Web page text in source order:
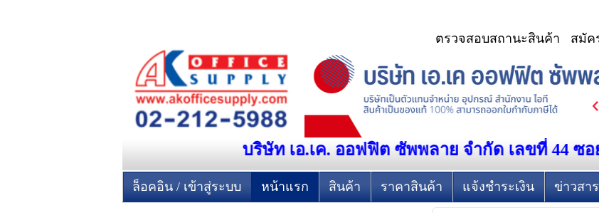
สมัค
ตรวจสอบสถานะสินค้า
บริษัท เอ.เค. ออฟฟิต ซัพพลาย จำกัด เลขที่ 44 ซอ
ล็อคอิน / เข้าสู่ระบบ หน้าแรก สินค้า ราคาสินค้า แจ้งชำระเงิน ข่าวสาร